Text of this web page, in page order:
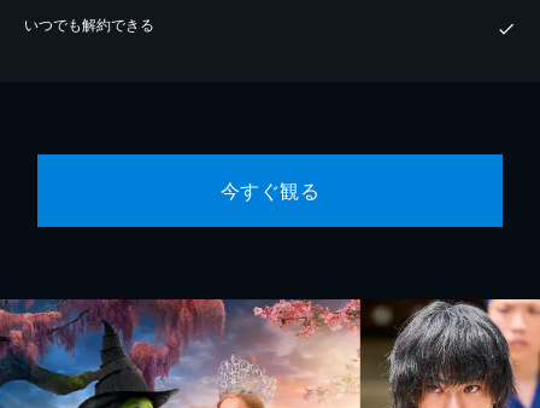
いつでも解約できる
今すぐ観る